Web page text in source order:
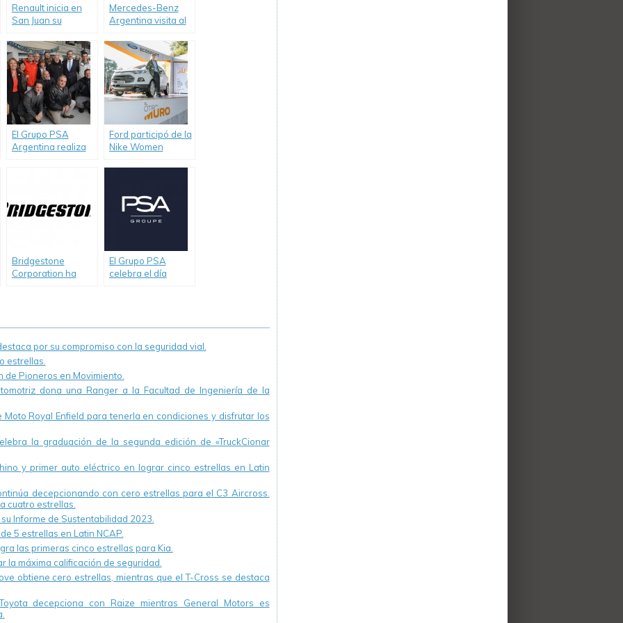
Renault inicia en
San Juan su
Eco Solidaria
Mercedes-Benz
Argentina visita al
la primera Vito
Argentina para
Scholas.
El Grupo PSA
Argentina realiza
Plata.
Ford participó de la
Nike Women
Bridgestone
Corporation ha
Pacífico y a nivel
mundial
El Grupo PSA
celebra el día
por su compromiso con la seguridad vial.
estrellas.
de Pioneros en Movimiento.
dona una Ranger a la Facultad de Ingeniería de la
Royal Enfield para tenerla en condiciones y disfrutar los
la graduación de la segunda edición de «TruckCionar
y primer auto eléctrico en lograr cinco estrellas en Latin
decepcionando con cero estrellas para el C3 Aircross.
cuatro estrellas.
Informe de Sustentabilidad 2023.
5 estrellas en Latin NCAP.
las primeras cinco estrellas para Kia.
la máxima calificación de seguridad.
obtiene cero estrellas, mientras que el T-Cross se destaca
decepciona con Raize mientras General Motors es